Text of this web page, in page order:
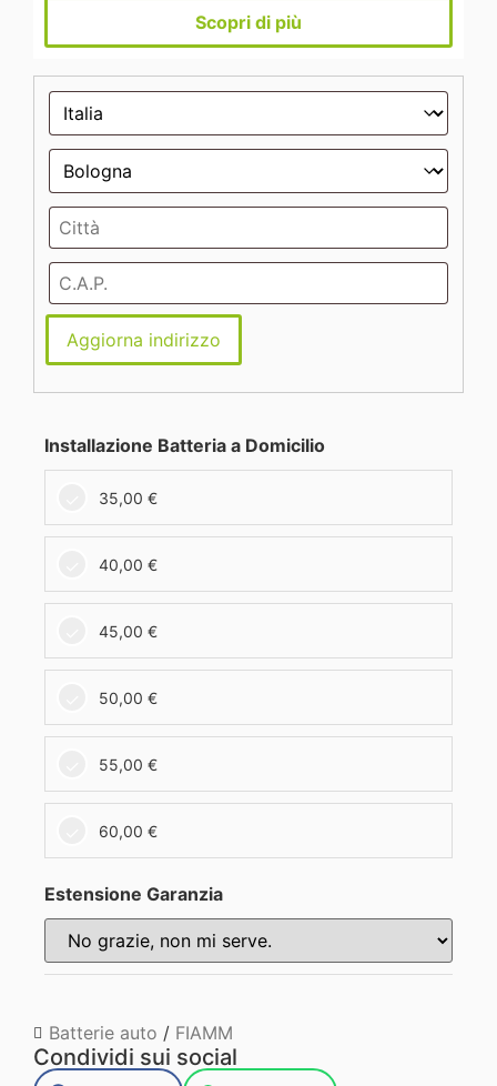
Scopri di più
Aggiorna indirizzo
Installazione Batteria a Domicilio
35,00 €
40,00 €
45,00 €
50,00 €
55,00 €
60,00 €
Estensione Garanzia
Batterie auto / FIAMM
Condividi sui social